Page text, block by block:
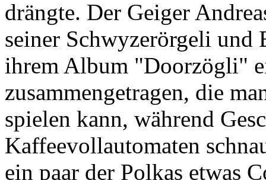
drängte. Der Geiger
seiner Schwyzerörgeli und
ihrem Album "Doorzögli"
zusammengetragen, die
spielen kann, während
Kaffeevollautomaten
ein paar der Polkas etwas